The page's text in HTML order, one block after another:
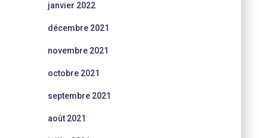
janvier 2022
décembre 2021
novembre 2021
octobre 2021
septembre 2021
août 2021